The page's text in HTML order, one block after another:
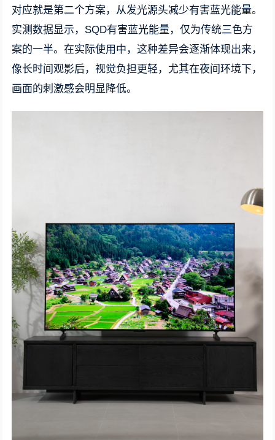
对应就是第二个方案，从发光源头减少有害蓝光能量。
实测数据显示，SQD有害蓝光能量，仅为传统三色方
案的一半。在实际使用中，这种差异会逐渐体现出来，
像长时间观影后，视觉负担更轻，尤其在夜间环境下，
画面的刺激感会明显降低。